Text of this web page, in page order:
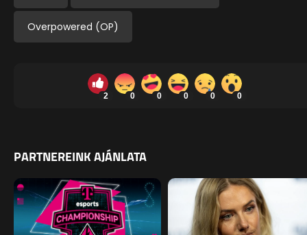
Overpowered (OP)
2 0 0 0 0 0
PARTNEREINK AJÁNLATA